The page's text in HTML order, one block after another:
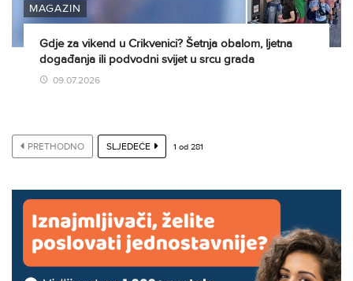
MAGAZIN
Gdje za vikend u Crikvenici? Šetnja obalom, ljetna
događanja ili podvodni svijet u srcu grada
09.07.2026
PRETHODNO SLJEDEĆE 1 od 281